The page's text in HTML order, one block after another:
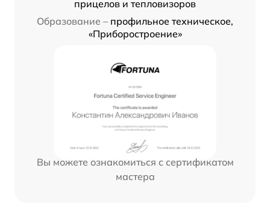
прицелов и тепловизоров
Образование – профильное техническое,
«Приборостроение»
Вы можете ознакомиться с сертификатом
мастера